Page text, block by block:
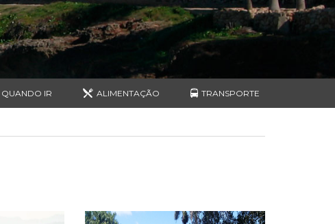
QUANDO IR ALIMENTAÇÃO TRANSPORTE